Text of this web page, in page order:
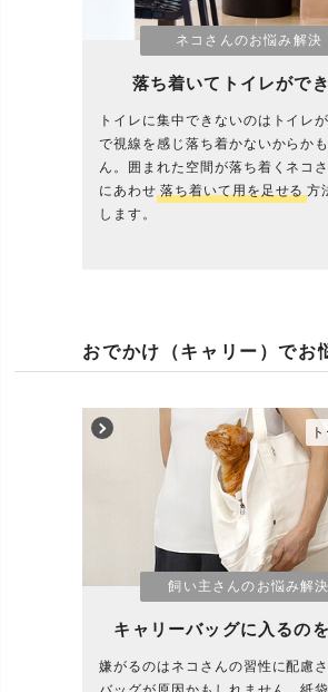
ネコさんのお悩み解決
落ち着いてトイレがで
トイレに集中できないのはトイレ
で視線を感じ落ち着かないからか
ん。囲まれた空間が落ち着くネコ
にあわせ 落ち着いて用を足せる 方
します。
おでかけ（キャリー）でお
飼い主さんのお悩み解決
キャリーバッグに入るの
嫌がるのはネコさんの習性に配慮